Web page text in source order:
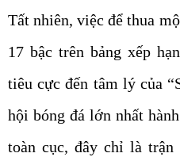
Tất nhiên, việc để thua
17 bậc trên bảng xếp
tiêu cực đến tâm lý của
hội bóng đá lớn nhất
toàn cục, đây chỉ là